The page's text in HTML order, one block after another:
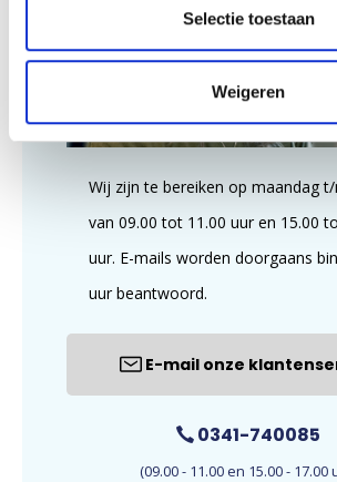
Selectie toestaan
Weigeren
Wij zijn te bereiken op maandag
van 09.00 tot 11.00 uur en 15.00
uur. E-mails worden doorgaans
uur beantwoord.
E-mail onze
0341-740085
(09.00 - 11.00 en 15.00 - 17.00